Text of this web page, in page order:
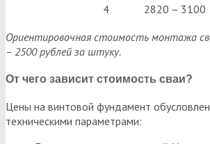
4 2820 – 3100
Ориентировочная стоимость монтажа
– 2500 рублей за штуку.
От чего зависит стоимость сваи?
Цены на винтовой фундамент
техническими параметрами: